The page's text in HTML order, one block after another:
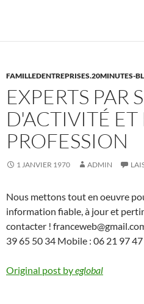
FAMILLEDENTREPRISES.20MINUTES-
EXPERTS PAR
D'ACTIVITÉ ET
PROFESSION
1 JANVIER 1970 ADMIN
Nous mettons tout en oeuvre
information fiable, à jour et
contacter !
39 65 50 34 Mobile : 06 21 97
Original post byeglobal